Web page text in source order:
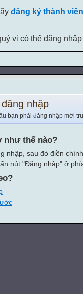
đăng ký thành
vị có thể đăng
nhập
bạn phải đăng nhập mới
như thế nào?
nhập, sau đó điền
nút "Đăng nhập" ở